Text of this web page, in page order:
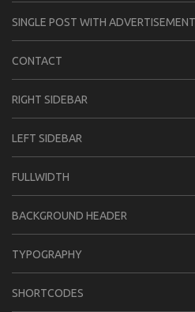
SINGLE POST WITH
CONTACT
RIGHT SIDEBAR
LEFT SIDEBAR
FULLWIDTH
BACKGROUND HEADER
TYPOGRAPHY
SHORTCODES